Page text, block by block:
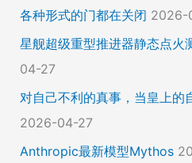
各种形式的门都在关闭 2026-
星舰超级重型推进器静态点火
04-27
对自己不利的真事，当皇上的
2026-04-27
Anthropic最新模型Mythos